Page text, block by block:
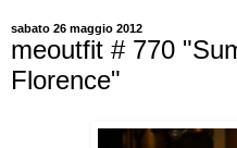
sabato 26 maggio 2012
meoutfit # 770
Florence"